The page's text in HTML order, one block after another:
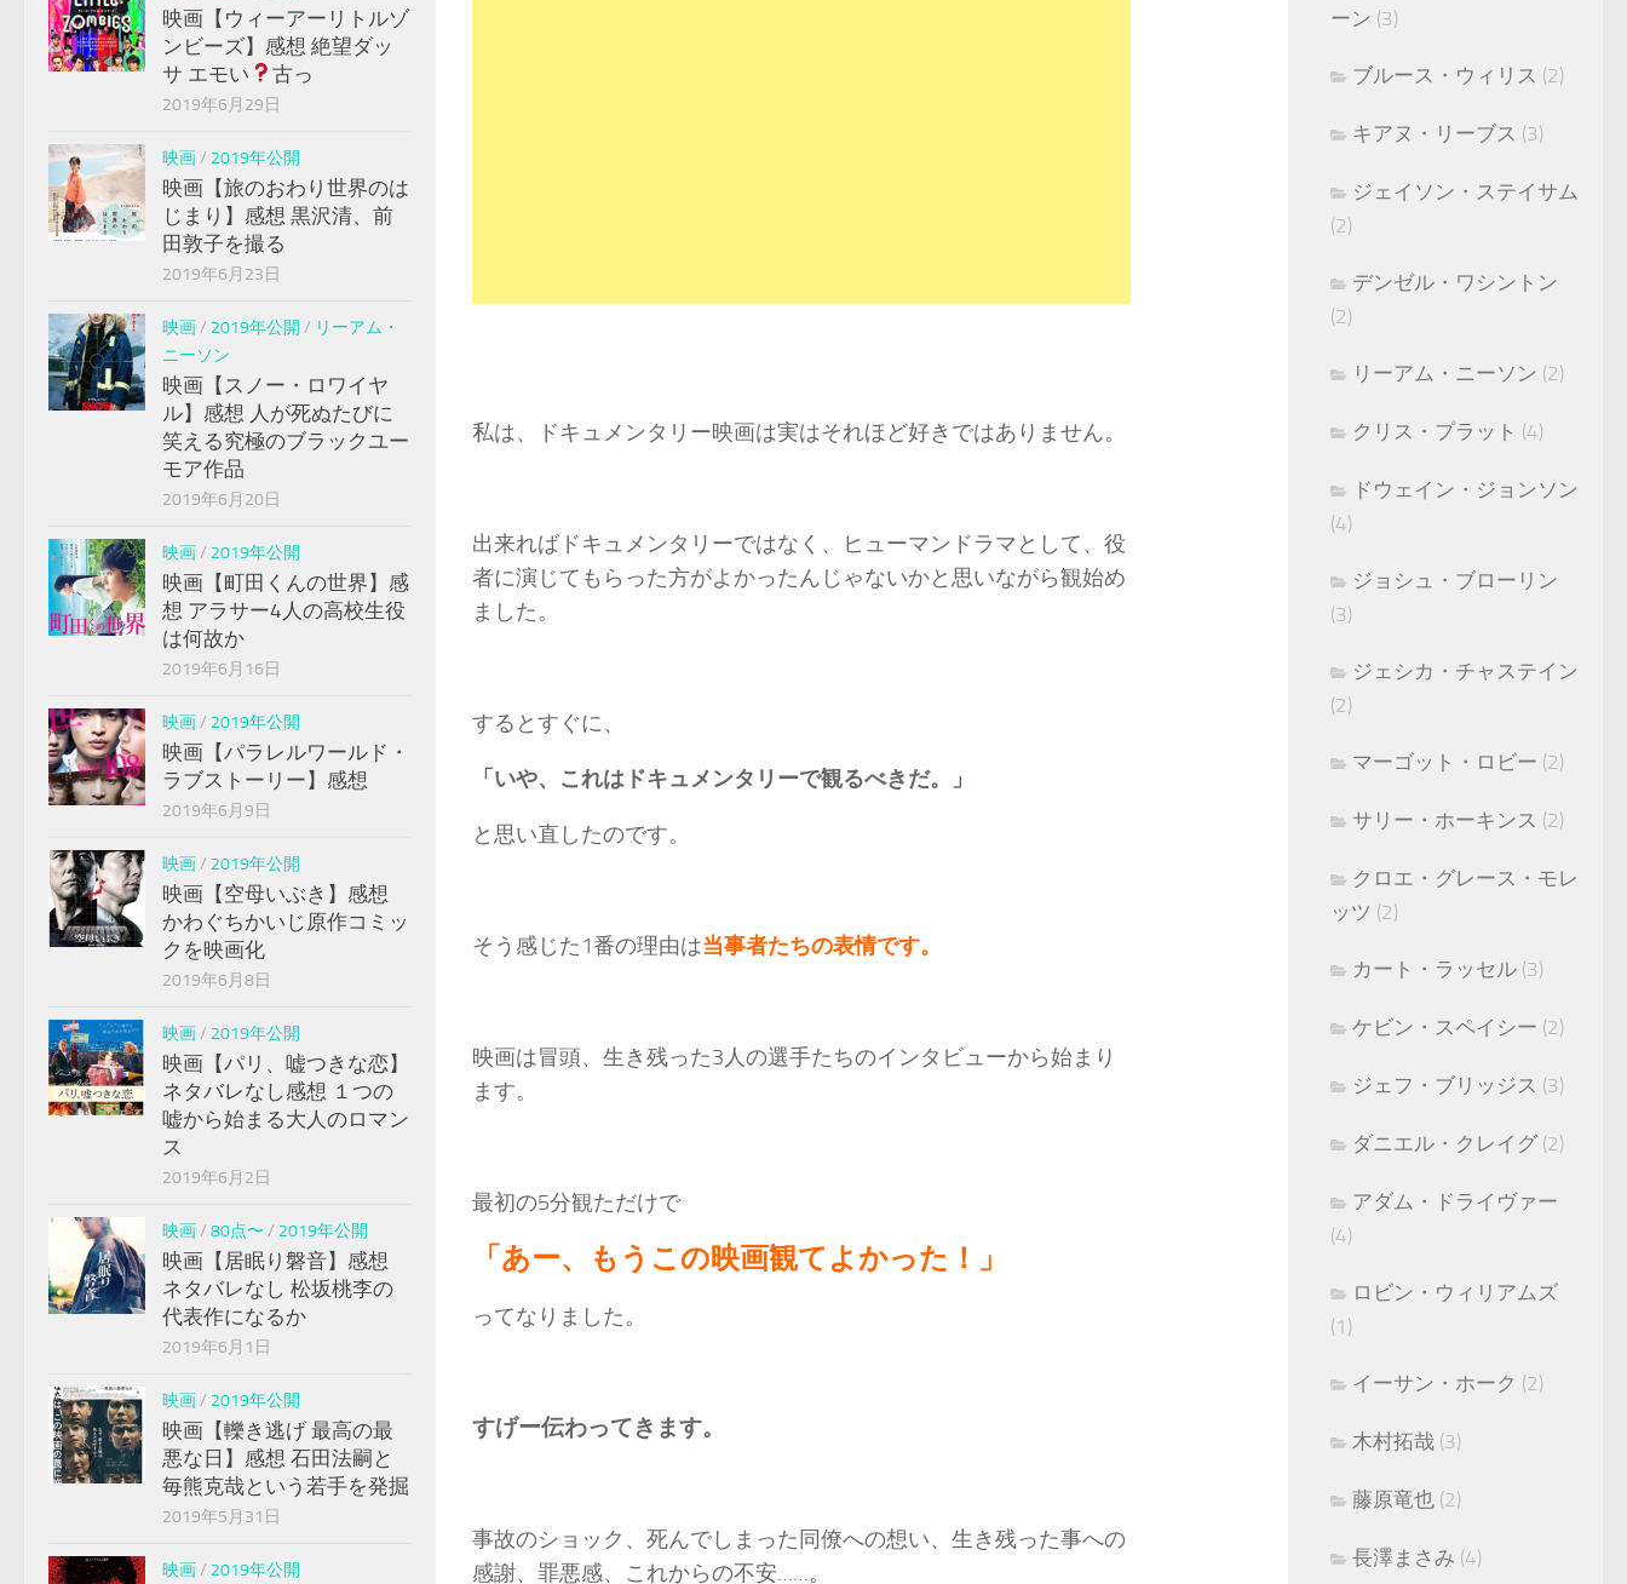
私は、ドキュメンタリー映画は実はそれほど好きではありません。
出来ればドキュメンタリーではなく、ヒューマンドラマとして、役
者に演じてもらった方がよかったんじゃないかと思いながら観始め
ました。
するとすぐに、
「いや、これはドキュメンタリーで観るべきだ。」
と思い直したのです。
そう感じた1番の理由は当事者たちの表情です。
映画は冒頭、生き残った3人の選手たちのインタビューから始まり
ます。
最初の5分観ただけで
「あー、もうこの映画観てよかった！」
ってなりました。
すげー伝わってきます。
事故のショック、死んでしまった同僚への想い、生き残った事への
感謝、罪悪感、これからの不安……。
映画【ウィーアーリトルゾ
ンビーズ】感想 絶望ダッ
サ エモい
古っ
2019年6月29日
映画/ 2019年公開
映画【旅のおわり世界のは
じまり】感想 黒沢清、前
田敦子を撮る
2019年6月23日
映画/ 2019年公開 / リーアム・
ニーソン
映画【スノー・ロワイヤ
ル】感想 人が死ぬたびに
笑える究極のブラックユー
モア作品
2019年6月20日
映画/ 2019年公開
映画【町田くんの世界】感
想 アラサー4人の高校生役
は何故か
2019年6月16日
映画/ 2019年公開
映画【パラレルワールド・
ラブストーリー】感想
2019年6月9日
映画/ 2019年公開
映画【空母いぶき】感想
かわぐちかいじ原作コミッ
クを映画化
2019年6月8日
映画/ 2019年公開
映画【パリ、嘘つきな恋】
ネタバレなし感想 １つの
嘘から始まる大人のロマン
ス
2019年6月2日
映画/ 80点〜 / 2019年公開
映画【居眠り磐音】感想
ネタバレなし 松坂桃李の
代表作になるか
2019年6月1日
映画/ 2019年公開
映画【轢き逃げ 最高の最
悪な日】感想 石田法嗣と
毎熊克哉という若手を発掘
2019年5月31日
映画/ 2019年公開
ーン (3)
ブルース・ウィリス (2)
キアヌ・リーブス (3)
ジェイソン・ステイサム
(2)
デンゼル・ワシントン
(2)
リーアム・ニーソン (2)
クリス・プラット (4)
ドウェイン・ジョンソン
(4)
ジョシュ・ブローリン
(3)
ジェシカ・チャステイン
(2)
マーゴット・ロビー (2)
サリー・ホーキンス (2)
クロエ・グレース・モレ
ッツ (2)
カート・ラッセル (3)
ケビン・スペイシー (2)
ジェフ・ブリッジス (3)
ダニエル・クレイグ (2)
アダム・ドライヴァー
(4)
ロビン・ウィリアムズ
(1)
イーサン・ホーク (2)
木村拓哉 (3)
藤原竜也 (2)
長澤まさみ (4)